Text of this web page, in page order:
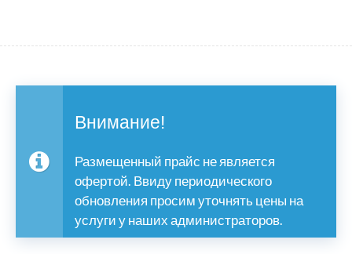
Внимание!
Размещенный прайс не является
офертой. Ввиду периодического
обновления просим уточнять цены на
услуги у наших администраторов.